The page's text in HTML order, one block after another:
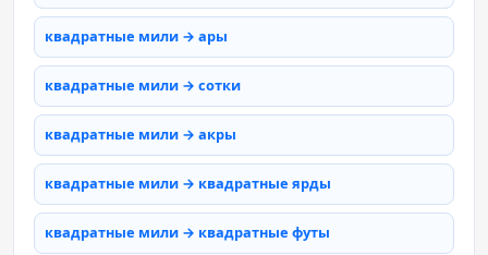
квадратные мили → ары
квадратные мили → сотки
квадратные мили → акры
квадратные мили → квадратные ярды
квадратные мили → квадратные футы